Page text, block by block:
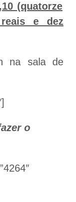
(quatorze
e dez
na sala de
o